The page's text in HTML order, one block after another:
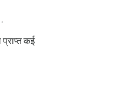
कई